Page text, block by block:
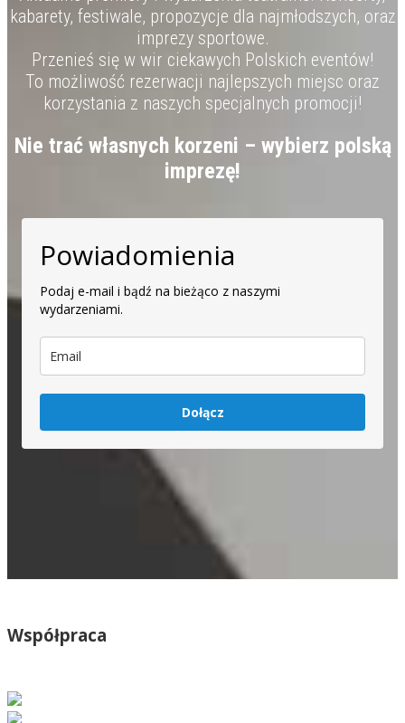
kabarety, festiwale, propozycje dla najmłodszych, oraz
imprezy sportowe.
Przenieś się w wir ciekawych Polskich eventów!
To możliwość rezerwacji najlepszych miejsc oraz
korzystania z naszych specjalnych promocji!
Nie trać własnych korzeni – wybierz polską
imprezę!
Powiadomienia
Podaj e-mail i bądź na bieżąco z naszymi
wydarzeniami.
Dołącz
Współpraca